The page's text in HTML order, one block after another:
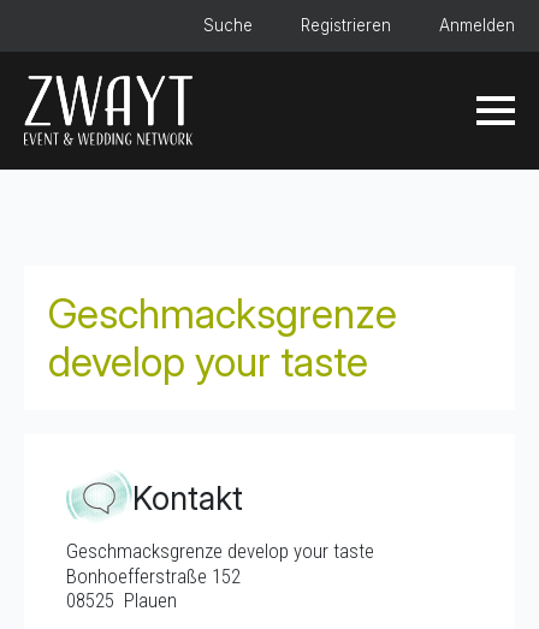
Suche Registrieren Anmelden
Geschmacksgrenze
develop your taste
Kontakt
Geschmacksgrenze develop your taste
Bonhoefferstraße 152
08525 Plauen